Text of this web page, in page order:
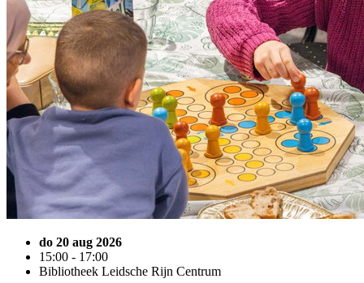
do 20 aug 2026
15:00 - 17:00
Bibliotheek Leidsche Rijn Centrum